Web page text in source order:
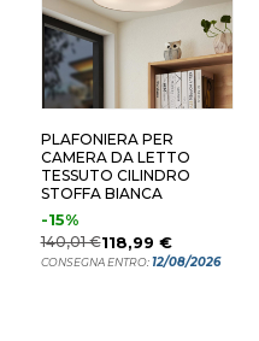
PLAFONIERA PER
CAMERA DA LETTO
TESSUTO CILINDRO
STOFFA BIANCA
-15%
140,01 €118,99 €
CONSEGNA ENTRO:12/08/2026